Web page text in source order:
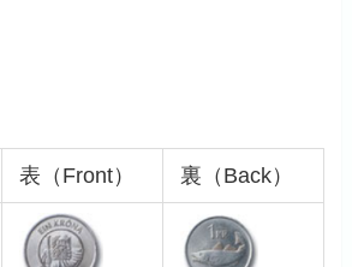
表（Front） 裏（Back）